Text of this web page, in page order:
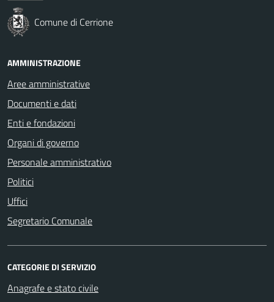
Comune di Cerrione
AMMINISTRAZIONE
Aree amministrative
Documenti e dati
Enti e fondazioni
Organi di governo
Personale amministrativo
Politici
Uffici
Segretario Comunale
CATEGORIE DI SERVIZIO
Anagrafe e stato civile